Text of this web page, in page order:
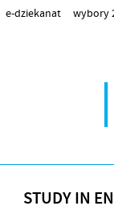
e-dziekanat wybory
STUDY IN